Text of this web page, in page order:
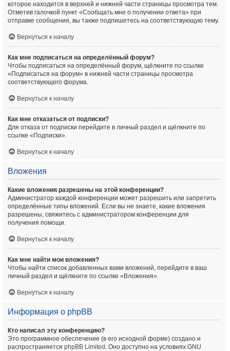
которое находится в верхней и нижней части страницы просмотра тем.
Отметив галочкой пункт «Сообщать мне о получении ответа» при
отправке сообщения, вы также подпишетесь на соответствующую тему.
Вернуться к началу
Как мне подписаться на определённый форум?
Чтобы подписаться на определённый форум, щёлкните по ссылке
«Подписаться на форум» в нижней части страницы просмотра
соответствующего форума.
Вернуться к началу
Как мне отказаться от подписки?
Для отказа от подписки перейдите в личный раздел и щёлкните по
ссылке «Подписки».
Вернуться к началу
Вложения
Какие вложения разрешены на этой конференции?
Администратор каждой конференции может разрешить или запретить
определённые типы вложений. Если вы не знаете, какие вложения
разрешены, свяжитесь с администратором конференции для
получения помощи.
Вернуться к началу
Как мне найти мои вложения?
Чтобы найти список добавленных вами вложений, перейдите в ваш
личный раздел и щёлкните по ссылке «Вложения».
Вернуться к началу
Информация о phpBB
Кто написал эту конференцию?
Это программное обеспечение (в его исходной форме) создано и
распространяется phpBB Limited . Оно доступно на условиях GNU